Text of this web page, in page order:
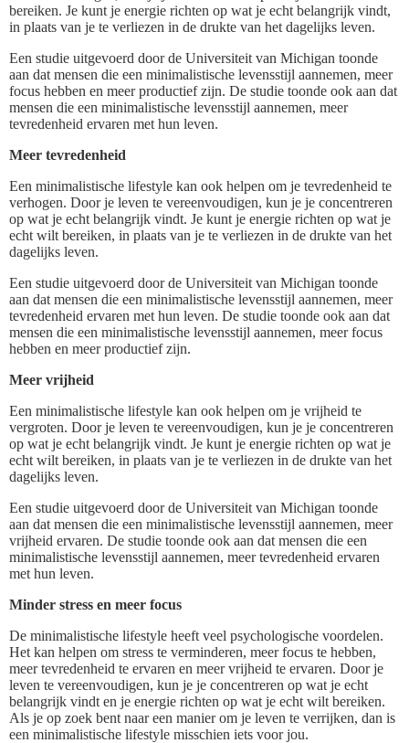
bereiken. Je kunt je energie richten op wat je echt belangrijk vindt,
in plaats van je te verliezen in de drukte van het dagelijks leven.
Een studie uitgevoerd door de Universiteit van Michigan toonde
aan dat mensen die een minimalistische levensstijl aannemen, meer
focus hebben en meer productief zijn. De studie toonde ook aan dat
mensen die een minimalistische levensstijl aannemen, meer
tevredenheid ervaren met hun leven.
Meer tevredenheid
Een minimalistische lifestyle kan ook helpen om je tevredenheid te
verhogen. Door je leven te vereenvoudigen, kun je je concentreren
op wat je echt belangrijk vindt. Je kunt je energie richten op wat je
echt wilt bereiken, in plaats van je te verliezen in de drukte van het
dagelijks leven.
Een studie uitgevoerd door de Universiteit van Michigan toonde
aan dat mensen die een minimalistische levensstijl aannemen, meer
tevredenheid ervaren met hun leven. De studie toonde ook aan dat
mensen die een minimalistische levensstijl aannemen, meer focus
hebben en meer productief zijn.
Meer vrijheid
Een minimalistische lifestyle kan ook helpen om je vrijheid te
vergroten. Door je leven te vereenvoudigen, kun je je concentreren
op wat je echt belangrijk vindt. Je kunt je energie richten op wat je
echt wilt bereiken, in plaats van je te verliezen in de drukte van het
dagelijks leven.
Een studie uitgevoerd door de Universiteit van Michigan toonde
aan dat mensen die een minimalistische levensstijl aannemen, meer
vrijheid ervaren. De studie toonde ook aan dat mensen die een
minimalistische levensstijl aannemen, meer tevredenheid ervaren
met hun leven.
Minder stress en meer focus
De minimalistische lifestyle heeft veel psychologische voordelen.
Het kan helpen om stress te verminderen, meer focus te hebben,
meer tevredenheid te ervaren en meer vrijheid te ervaren. Door je
leven te vereenvoudigen, kun je je concentreren op wat je echt
belangrijk vindt en je energie richten op wat je echt wilt bereiken.
Als je op zoek bent naar een manier om je leven te verrijken, dan is
een minimalistische lifestyle misschien iets voor jou.